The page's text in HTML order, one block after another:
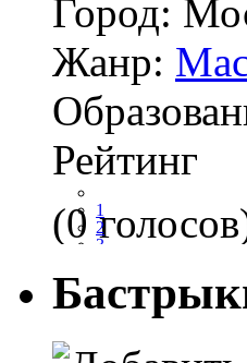
Город:
Жанр:
Рейтинг
1
2
3
(0